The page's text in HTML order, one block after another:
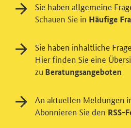
Sie haben allgemeine
Schauen Sie in Häufige
Sie haben inhaltliche
Hier finden Sie eine
zu Beratungsangeboten
An aktuellen Meldungen
Abonnieren Sie den RSS-